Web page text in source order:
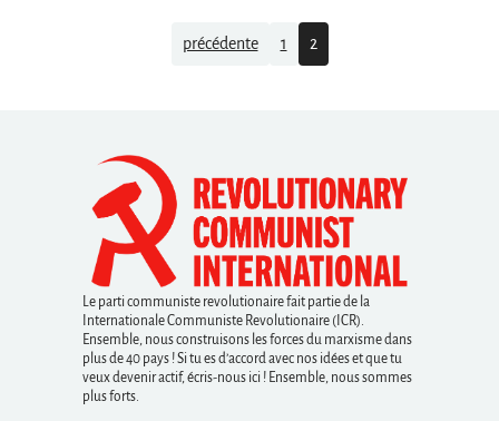
précédente 1 2
Le parti communiste revolutionaire fait partie de la
Internationale Communiste Revolutionaire (ICR).
Ensemble, nous construisons les forces du marxisme dans
plus de 40 pays ! Si tu es d’accord avec nos idées et que tu
veux devenir actif, écris-nous ici ! Ensemble, nous sommes
plus forts.